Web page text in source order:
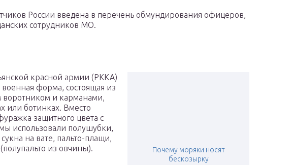
России введена в перечень обмундирования офицеров,
сотрудников МО.
Почему моряки носят
бескозырку
красной армии (РККА)
форма, состоящая из
воротником и карманами,
или ботинках. Вместо
защитного цвета с
использовали полушубки,
на вате, пальто-плащи,
из овчины).